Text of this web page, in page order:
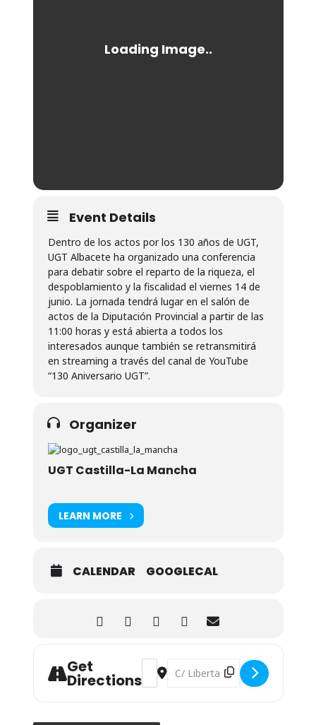
Event Details
Dentro de los actos por los 130 años de UGT,
UGT Albacete ha organizado una conferencia
para debatir sobre el reparto de la riqueza, el
despoblamiento y la fiscalidad el viernes 14 de
junio. La jornada tendrá lugar en el salón de
actos de la Diputación Provincial a partir de las
11:00 horas y está abierta a todos los
interesados aunque también se retransmitirá
en streaming a través del canal de YouTube
“130 Aniversario UGT”.
Organizer
UGT Castilla-La Mancha
LEARN MORE
CALENDAR GOOGLECAL
Get
Directions
Address - Conferencia: 'Reparto de
Destination Address -